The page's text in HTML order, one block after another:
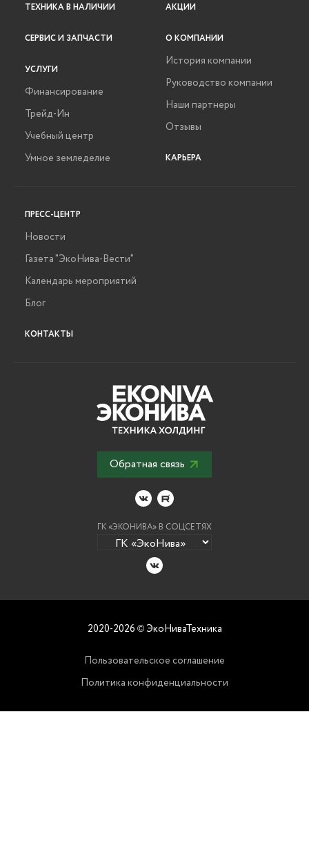
ТЕХНИКА В НАЛИЧИИ
СЕРВИС И ЗАПЧАСТИ
УСЛУГИ
Финансирование
Трейд-Ин
Учебный центр
Умное земледелие
АКЦИИ
О КОМПАНИИ
История компании
Руководство компании
Наши партнеры
Отзывы
КАРЬЕРА
ПРЕСС-ЦЕНТР
Новости
Газета "ЭкоНива-Вести"
Календарь мероприятий
Блог
КОНТАКТЫ
Обратная связь
ГК «ЭКОНИВА» В СОЦСЕТЯХ
2020-2026 ©ЭкоНиваТехника
Пользовательское соглашение
Политика конфиденциальности